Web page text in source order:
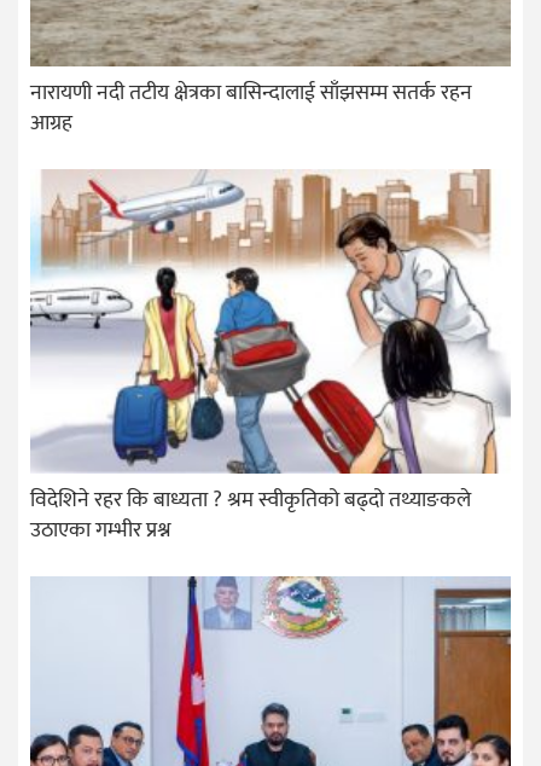
नारायणी नदी तटीय क्षेत्रका बासिन्दालाई साँझसम्म सतर्क रहन
आग्रह
विदेशिने रहर कि बाध्यता ? श्रम स्वीकृतिको बढ्दो तथ्याङकले
उठाएका गम्भीर प्रश्न